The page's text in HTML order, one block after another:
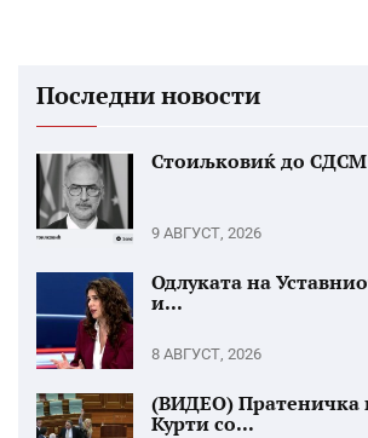
Последни новости
Стоиљковиќ до
9 АВГУСТ, 2026
Одлуката на
и...
8 АВГУСТ, 2026
(ВИДЕО) Пратеничка
Курти со...